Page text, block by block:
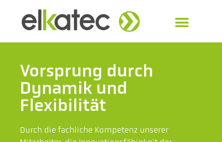
Vorsprung durch
Dynamik und
Flexibilität
Durch die fachliche Kompetenz unserer